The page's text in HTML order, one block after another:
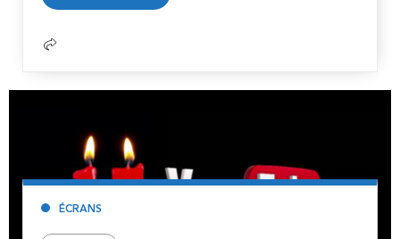
ÉCRANS